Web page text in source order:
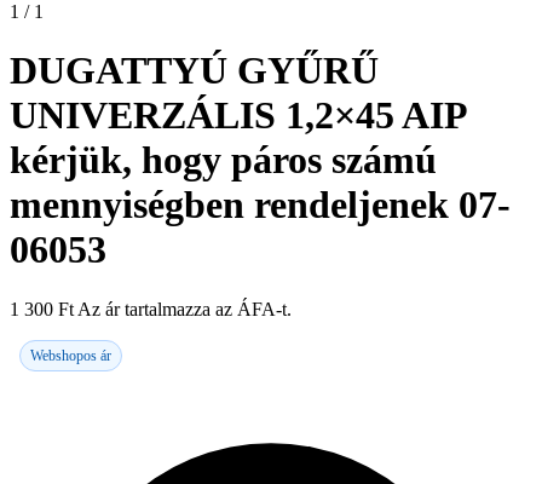
1 / 1
DUGATTYÚ GYŰRŰ
UNIVERZÁLIS 1,2×45 AIP
kérjük, hogy páros számú
mennyiségben rendeljenek 07-
06053
1 300 Ft Az ár tartalmazza az ÁFA-t.
Webshopos ár